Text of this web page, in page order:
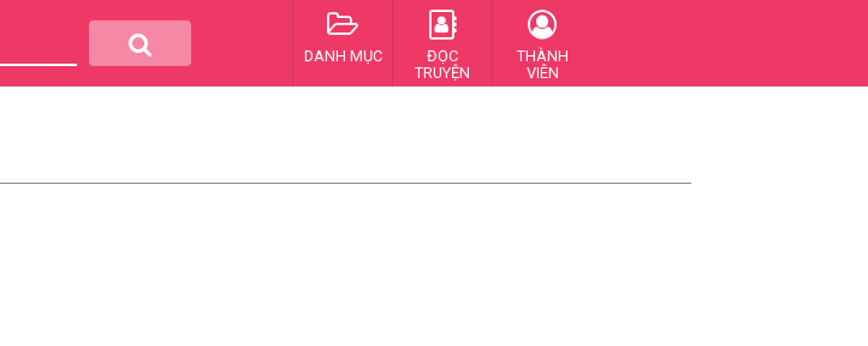
DANH MỤC
ĐỌC
TRUYỆN
THÀNH
VIÊN